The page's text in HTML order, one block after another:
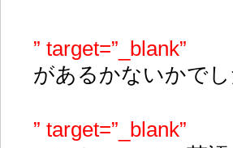
” target=”_blank”
があるかないかでし
” target=”_blank”